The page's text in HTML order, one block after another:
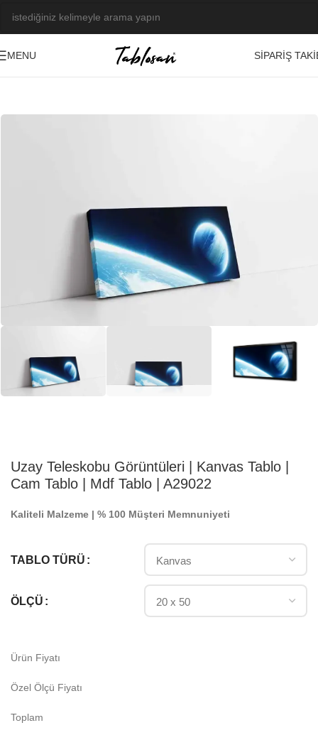
MENU
SIPARIŞ
Uzay Teleskobu Görüntüleri | Kanvas Tablo |
Cam Tablo | Mdf Tablo | A29022
Kaliteli Malzeme | % 100 Müşteri Memnuniyeti
TABLO TÜRÜ
ÖLÇÜ
Ürün Fiyatı
Özel Ölçü Fiyatı
Toplam